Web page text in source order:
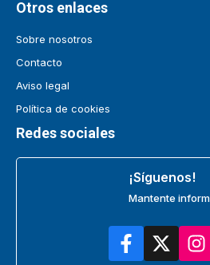
Otros enlaces
Sobre nosotros
Contacto
Aviso legal
Política de cookies
Redes sociales
¡Síguenos!
Mantente